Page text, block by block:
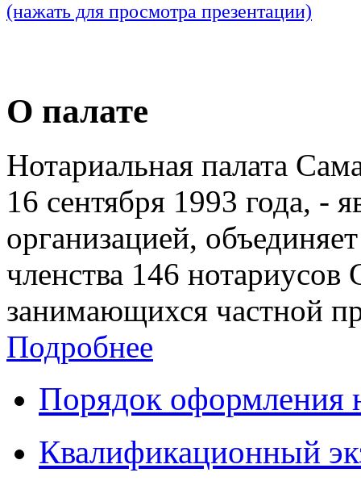
(нажать для просмотра презентации)
О палате
Нотариальная палата
16 сентября 1993 года, -
организацией,
членства 146 нотариусов
занимающихся частной
Подробнее
Порядок оформления
Квалификационный